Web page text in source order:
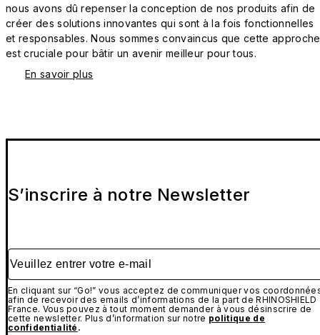
nous avons dû repenser la conception de nos produits afin de
créer des solutions innovantes qui sont à la fois fonctionnelles
et responsables. Nous sommes convaincus que cette approche
est cruciale pour bâtir un avenir meilleur pour tous.
En savoir plus
S’inscrire à notre Newsletter
Veuillez entrer votre e-mail
En cliquant sur “Go!” vous acceptez de communiquer vos
afin de recevoir des emails d’informations de la part de RHINOSHIELD
France. Vous pouvez à tout moment demander à vous désinscrire de
cette newsletter. Plus d’information sur notre politique de
confidentialité .